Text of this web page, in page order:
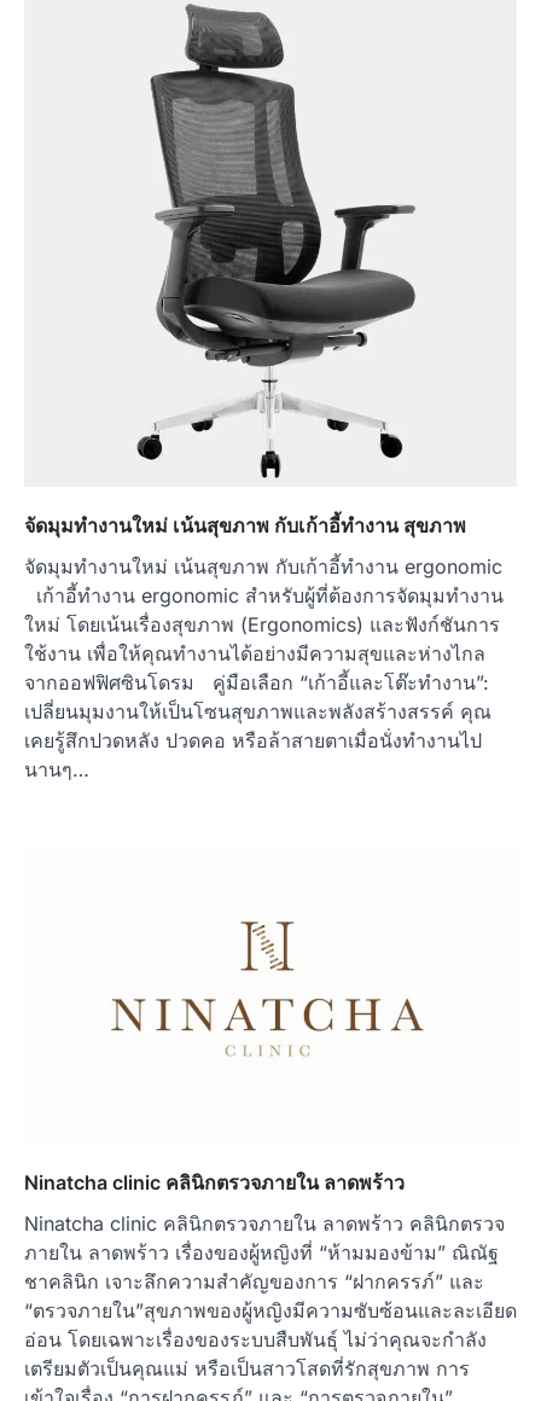
จัดมุมทำงานใหม่ เน้นสุขภาพ กับเก้าอี้ทํางาน สุขภาพ
จัดมุมทำงานใหม่ เน้นสุขภาพ กับเก้าอี้ทํางาน ergonomic
เก้าอี้ทํางาน ergonomic สำหรับผู้ที่ต้องการจัดมุมทำงาน
ใหม่ โดยเน้นเรื่องสุขภาพ (Ergonomics) และฟังก์ชันการ
ใช้งาน เพื่อให้คุณทำงานได้อย่างมีความสุขและห่างไกล
จากออฟฟิศซินโดรม คู่มือเลือก “เก้าอี้และโต๊ะทำงาน”:
เปลี่ยนมุมงานให้เป็นโซนสุขภาพและพลังสร้างสรรค์ คุณ
เคยรู้สึกปวดหลัง ปวดคอ หรือล้าสายตาเมื่อนั่งทำงานไป
นานๆ…
Ninatcha clinic คลินิกตรวจภายใน ลาดพร้าว
Ninatcha clinic คลินิกตรวจภายใน ลาดพร้าว คลินิกตรวจ
ภายใน ลาดพร้าว เรื่องของผู้หญิงที่ “ห้ามมองข้าม” ณิณัฐ
ชาคลินิก เจาะลึกความสำคัญของการ “ฝากครรภ์” และ
“ตรวจภายใน”สุขภาพของผู้หญิงมีความซับซ้อนและละเอียด
อ่อน โดยเฉพาะเรื่องของระบบสืบพันธุ์ ไม่ว่าคุณจะกำลัง
เตรียมตัวเป็นคุณแม่ หรือเป็นสาวโสดที่รักสุขภาพ การ